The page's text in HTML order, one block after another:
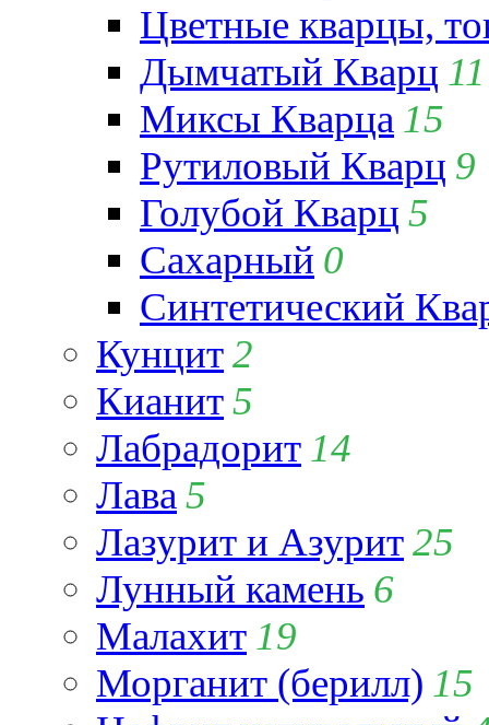
Цветные кварцы,
Дымчатый Кварц 11
Миксы Кварца 15
Рутиловый Кварц 9
Голубой Кварц 5
Сахарный 0
Синтетический
Кунцит2
Кианит5
Лабрадорит 14
Лава 5
Лазурит и Азурит25
Лунный камень 6
Малахит 19
Морганит (берилл) 15